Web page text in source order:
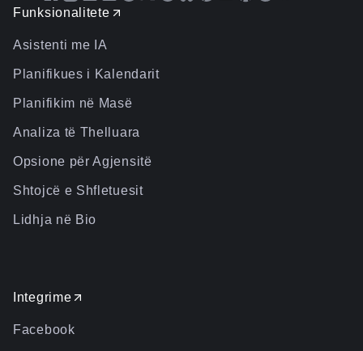
Funksionalitete
Asistenti me IA
Planifikues i Kalendarit
Planifikim në Masë
Analiza të Thelluara
Opsione për Agjensitë
Shtojcë e Shfletuesit
Lidhja në Bio
Integrime
Facebook